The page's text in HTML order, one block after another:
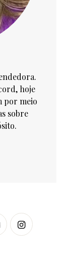
hoje
por meio
sobre